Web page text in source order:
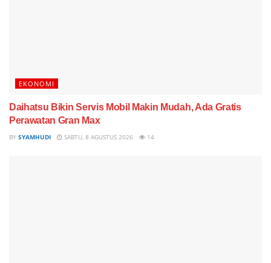
EKONOMI
Daihatsu Bikin Servis Mobil Makin Mudah, Ada Gratis
Perawatan Gran Max
BY SYAMHUDI SABTU, 8 AGUSTUS 2026 14